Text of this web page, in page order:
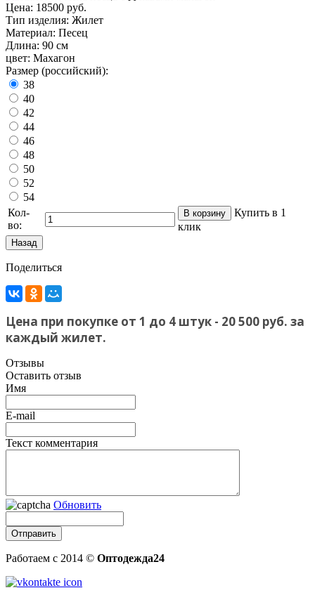
Цена: 18500 руб.
Тип изделия: Жилет
Материал: Песец
Длина: 90 см
цвет: Махагон
Размер (российский):
38
40
42
44
46
48
50
52
54
Кол-
во:
Купить в 1
клик
Поделиться
Цена при покупке от 1 до 4 штук - 20 500 руб. за
каждый жилет.
Отзывы
Оставить отзыв
Имя
E-mail
Текст комментария
Обновить
Работаем с 2014 © Оптодежда24